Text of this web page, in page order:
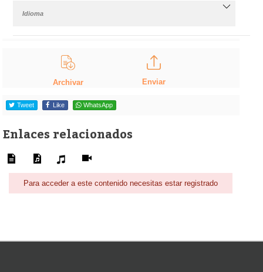
Idioma
Archivar Enviar
Tweet Like WhatsApp
Enlaces relacionados
Para acceder a este contenido necesitas estar registrado